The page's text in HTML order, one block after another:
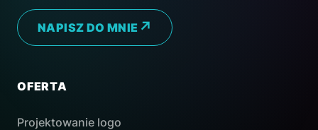
NAPISZ DO MNIE
OFERTA
Projektowanie logo